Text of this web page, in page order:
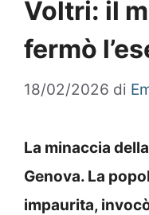
Voltri: il
fermò
18/02/2026 di
La minaccia
Genova. La
impaurita,